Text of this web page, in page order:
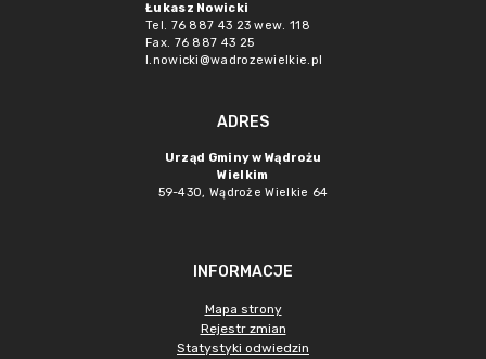
Łukasz Nowicki
Tel. 76 887 43 23 wew. 118
Fax. 76 887 43 25
l.nowicki@wadrozewielkie.pl
ADRES
Urząd Gminy w Wądrożu
Wielkim
59-430, Wądroże Wielkie 64
INFORMACJE
Mapa strony
Rejestr zmian
Statystyki odwiedzin